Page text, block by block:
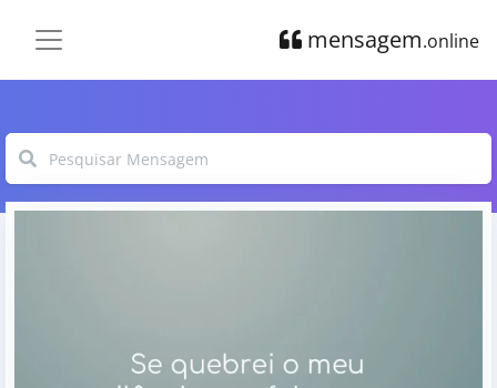
mensagem.online